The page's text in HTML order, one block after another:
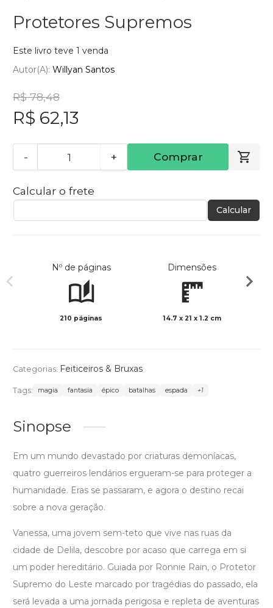
Protetores Supremos
Este livro teve 1 venda
Autor(a): Willyan Santos
R$ 78,48
R$ 62,13
- + Comprar
Calcular o frete
Calcular
Nº de páginas
210 páginas
Dimensões
14.7 x 21 x 1.2 cm
Categorias: Feiticeiros & Bruxas
Tags: magia fantasia épico batalhas espada +1
Sinopse
Em um mundo devastado por criaturas demoníacas,
quatro guerreiros lendários ergueram-se para proteger a
humanidade. Eras se passaram, e agora o destino recai
sobre a nova geração.
Vanessa, uma jovem sem-teto que vive nas ruas da
cidade de Delila, descobre por acaso que carrega em si
um poder hereditário. Guiada por Ronnie Rain, o Protetor
Supremo do Leste marcado por tragédias do passado, ela
será levada a uma jornada perigosa e repleta de aventuras